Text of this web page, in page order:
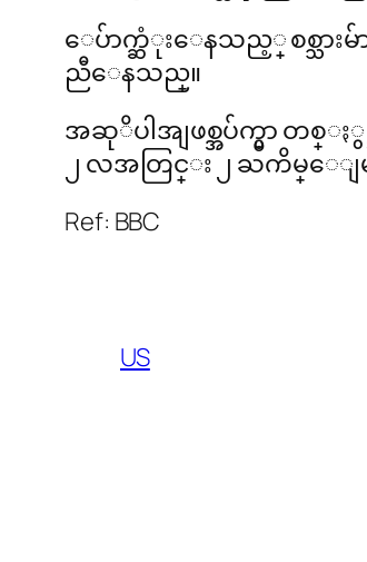
ေပ်ာက္ဆံုးေနသည့္ စစ္သားမ်
ညီေနသည္။
အဆုိပါအျဖစ္အပ်က္မွာ တစ္
၂ လအတြင္း ၂ ႀကိမ္ေျမ
Ref: BBC
US